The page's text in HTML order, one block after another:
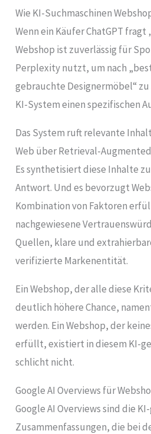
Wie KI-Suchmaschinen
Wenn ein Käufer ChatGPT fragt
Webshop ist zuverlässig für
Perplexity nutzt, um nach
gebrauchte Designermöbel“
KI-System einen spezifischen
Das System ruft relevante
Web über Retrieval-Augmented
Es synthetisiert diese Inhalte
Antwort. Und es bevorzugt
Kombination von Faktoren
nachgewiesene
Quellen, klare und
verifizierte Markenentität.
Ein Webshop, der alle diese
deutlich höhere Chance,
werden. Ein Webshop, der
erfüllt, existiert in diesem KI-
schlicht nicht.
Google AI Overviews für
Google AI Overviews sind die
Zusammenfassungen, die bei